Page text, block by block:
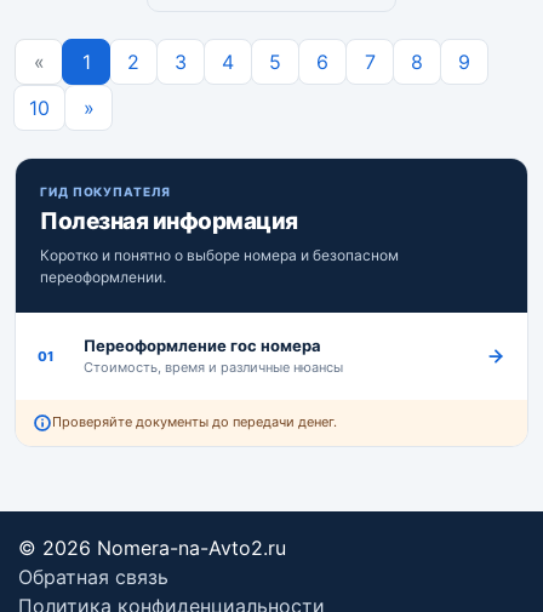
« Previous
1 2 3 4 5 6 7 8
9
10
»Next
ГИД ПОКУПАТЕЛЯ
Полезная информация
Коротко и понятно о выборе номера и безопасном
переоформлении.
01
Переоформление гос номера
Стоимость, время и различные нюансы
Проверяйте документы до передачи денег.
© 2026 Nomera-na-Avto2.ru
Обратная связь
Политика конфиденциальности